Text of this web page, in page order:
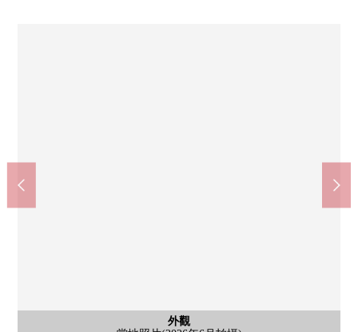
外觀
外觀
外觀
外觀
外觀
風景
其他
含有前面道路的外觀
含有前面道路的外觀
含有前面道路的外觀
外觀
外觀
外觀
外觀
外觀
外觀
全家便利店橫濱西寺尾1丁目商店(約360m)
Create Ｓ·Ｄｅｅｒｅ公司Cross Plaza東神奈川商店(約340m)
across Plaza東神奈川(約340m)
橫濱市立西寺尾第2小學(約300m)
橫濱市立織錦台中學校(約850m)